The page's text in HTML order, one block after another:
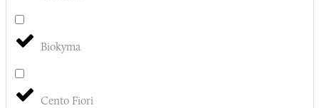
Biokyma
Cento Fiori